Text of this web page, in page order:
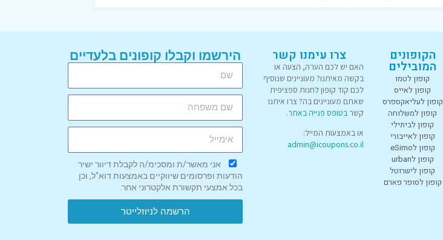
הקופונים
המובילים
קופון לטמו
קופון לאייס
קופון לעליאקספרס
קופון למשלוחה
קופון לביתילי
קופון לאייבורי
קופון לeSimo
קופון לurban
קופון לישרוטל
קופון לסופר פארם
צרו עימנו קשר
האם יש לכם הערה, הצעה או
בקשה מאיתנו? מעוניינים שנוסיף
לכם קוד קופון לחנות ספציפית
שאתם מעוניינים בה? צרו איתנו
קשר בטופס פנייה באתר.
או באמצעות המייל:
admin@icoupons.co.il
הירשמו וקבלו קופונים בלעדיים
אני מאשר/ת ומסכימ/ה לקבלת דיוור ישיר
הודעות ופרסומים שיווקיים באמצעות דוא"ל, וכן
בכל אמצעי תקשורת אלקטרוני אחר.
הרשמה לניוזלייטר